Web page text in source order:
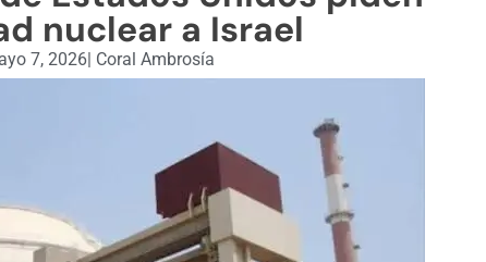
nuclear a Israel
7, 2026| Coral Ambrosía